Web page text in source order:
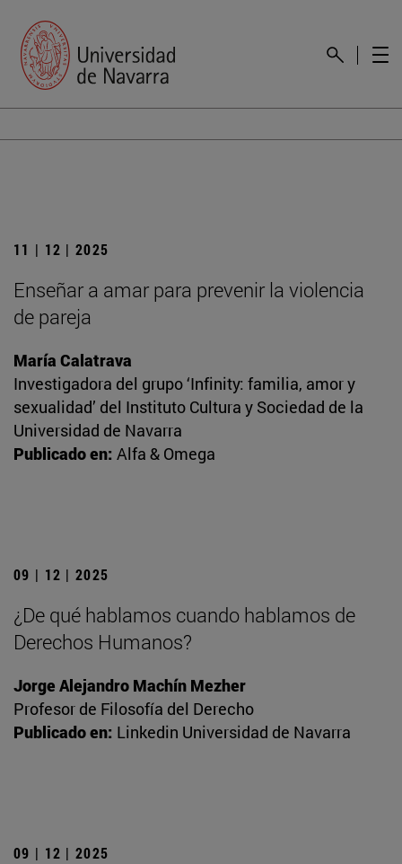
11 | 12 | 2025
Enseñar a amar para prevenir la violencia
de pareja
María Calatrava
Investigadora del grupo ‘Infinity: familia, amor y
sexualidad’ del Instituto Cultura y Sociedad de la
Universidad de Navarra
Publicado en: Alfa & Omega
09 | 12 | 2025
¿De qué hablamos cuando hablamos de
Derechos Humanos?
Jorge Alejandro Machín Mezher
Profesor de Filosofía del Derecho
Publicado en: Linkedin Universidad de Navarra
09 | 12 | 2025